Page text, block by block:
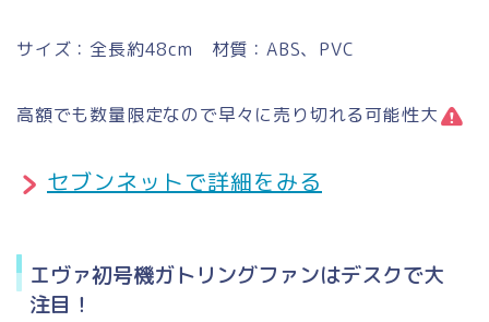
サイズ：全長約48cm 材質：ABS、PVC
高額でも数量限定なので早々に売り切れる可能性大
セブンネットで詳細をみる
エヴァ初号機ガトリングファンはデスクで大
注目！